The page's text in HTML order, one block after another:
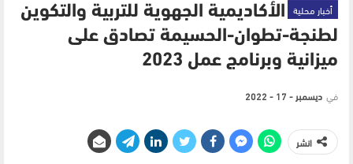
أخبار محلية الأكاديمية الجهوية للتربية والتكوين
لطنجة-تطوان-الحسيمة تصادق على
ميزانية وبرنامج عمل 2023
في ديسمبر - 17 - 2022
انشر